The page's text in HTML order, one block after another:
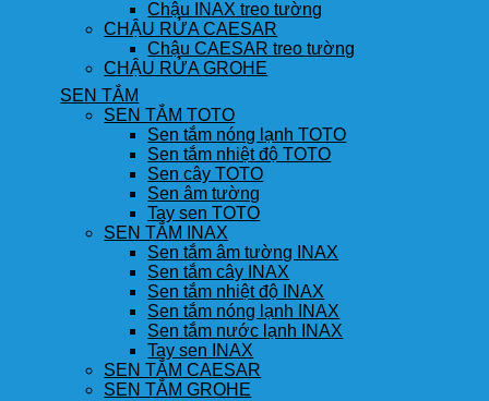
Chậu INAX treo tường
CHẬU RỬA CAESAR
Chậu CAESAR treo tường
CHẬU RỬA GROHE
SEN TẮM
SEN TẮM TOTO
Sen tắm nóng lạnh TOTO
Sen tắm nhiệt độ TOTO
Sen cây TOTO
Sen âm tường
Tay sen TOTO
SEN TẮM INAX
Sen tắm âm tường INAX
Sen tắm cây INAX
Sen tắm nhiệt độ INAX
Sen tắm nóng lạnh INAX
Sen tắm nước lạnh INAX
Tay sen INAX
SEN TẮM CAESAR
SEN TẮM GROHE